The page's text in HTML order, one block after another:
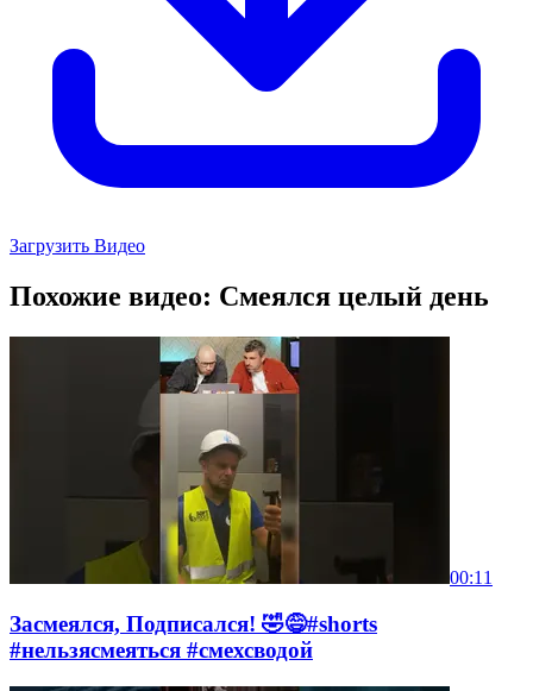
Загрузить Видео
Похожие видео: Смеялся целый день
00:11
Засмеялся, Подписался! 🤣😅#shorts
#нельзясмеяться #смехсводой